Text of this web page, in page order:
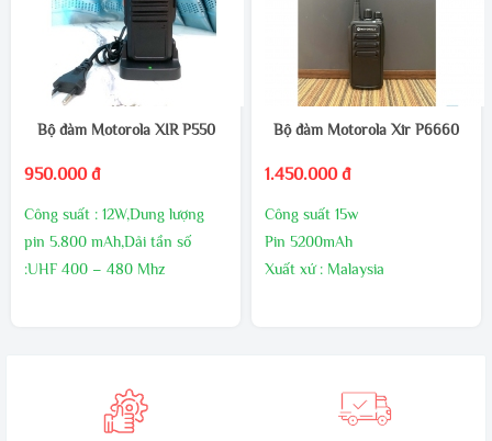
lại thời gian đàm thoại dài.
- Đèn báo trạng thái tín hiệu
và Pin sạc.
Bộ đàm Motorola XIR P550
950.000 đ
Công suất : 12W,Dung lượng
pin 5.800 mAh,Dải tần số
:UHF 400 – 480 Mhz
Bảo hành24 tháng
Bộ đàm Motorola Xir P6660
1.450.000 đ
Công suất 15w
Pin 5200mAh
Xuất xứ : Malaysia